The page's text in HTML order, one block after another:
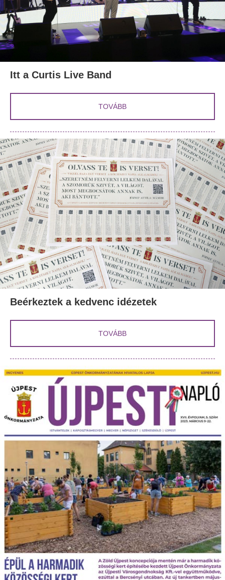
Itt a Curtis Live Band
TOVÁBB
Beérkeztek a kedvenc idézetek
TOVÁBB